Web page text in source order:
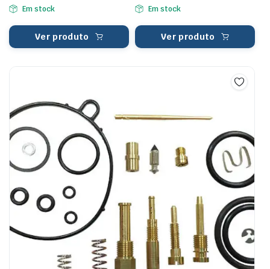
Em stock
Ver produto
Em stock
Ver produto